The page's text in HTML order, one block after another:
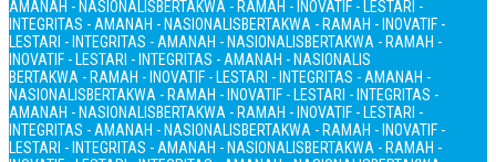
AMANAH - NASIONALISBERTAKWA - RAMAH - INOVATIF - LESTARI -
INTEGRITAS - AMANAH - NASIONALISBERTAKWA - RAMAH - INOVATIF -
LESTARI - INTEGRITAS - AMANAH - NASIONALISBERTAKWA - RAMAH -
INOVATIF - LESTARI - INTEGRITAS - AMANAH - NASIONALIS
BERTAKWA - RAMAH - INOVATIF - LESTARI - INTEGRITAS - AMANAH -
NASIONALISBERTAKWA - RAMAH - INOVATIF - LESTARI - INTEGRITAS -
AMANAH - NASIONALISBERTAKWA - RAMAH - INOVATIF - LESTARI -
INTEGRITAS - AMANAH - NASIONALISBERTAKWA - RAMAH - INOVATIF -
LESTARI - INTEGRITAS - AMANAH - NASIONALISBERTAKWA - RAMAH -